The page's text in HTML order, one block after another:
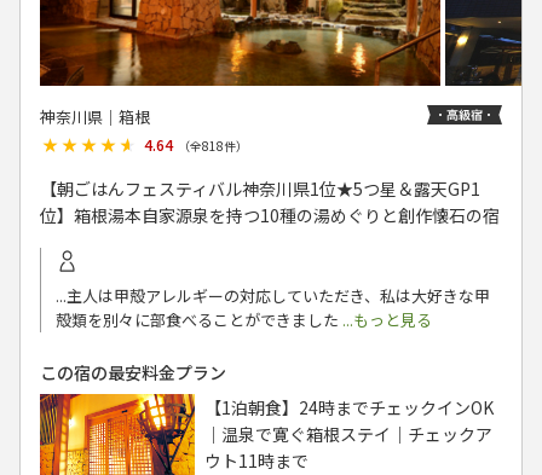
神奈川県│箱根
★★★★★
★★★★★ 4.64 （全818件）
【朝ごはんフェスティバル神奈川県1位★5つ星＆露天GP1
位】箱根湯本自家源泉を持つ10種の湯めぐりと創作懐石の宿
...主人は甲殻アレルギーの対応していただき、私は大好きな甲
殻類を別々に部食べることができました ...もっと見る
この宿の最安料金プラン
【1泊朝食】24時までチェックインOK
｜温泉で寛ぐ箱根ステイ｜チェックア
ウト11時まで